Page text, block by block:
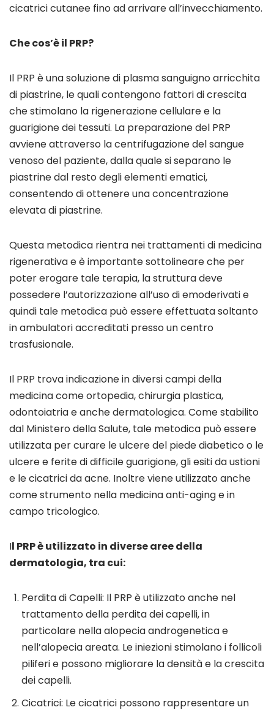
cicatrici cutanee fino ad arrivare all’invecchiamento.
Che cos’è il PRP?
Il PRP è una soluzione di plasma sanguigno arricchita
di piastrine, le quali contengono fattori di crescita
che stimolano la rigenerazione cellulare e la
guarigione dei tessuti. La preparazione del PRP
avviene attraverso la centrifugazione del sangue
venoso del paziente, dalla quale si separano le
piastrine dal resto degli elementi ematici,
consentendo di ottenere una concentrazione
elevata di piastrine.
Questa metodica rientra nei trattamenti di medicina
rigenerativa e è importante sottolineare che per
poter erogare tale terapia, la struttura deve
possedere l’autorizzazione all’uso di emoderivati e
quindi tale metodica può essere effettuata soltanto
in ambulatori accreditati presso un centro
trasfusionale.
Il PRP trova indicazione in diversi campi della
medicina come ortopedia, chirurgia plastica,
odontoiatria e anche dermatologica. Come stabilito
dal Ministero della Salute, tale metodica può essere
utilizzata per curare le ulcere del piede diabetico o le
ulcere e ferite di difficile guarigione, gli esiti da ustioni
e le cicatrici da acne. Inoltre viene utilizzato anche
come strumento nella medicina anti-aging e in
campo tricologico.
Il PRP è utilizzato in diverse aree della
dermatologia, tra cui:
Perdita di Capelli: Il PRP è utilizzato anche nel
trattamento della perdita dei capelli, in
particolare nella alopecia androgenetica e
nell’alopecia areata. Le iniezioni stimolano i follicoli
piliferi e possono migliorare la densità e la crescita
dei capelli.
Cicatrici: Le cicatrici possono rappresentare un